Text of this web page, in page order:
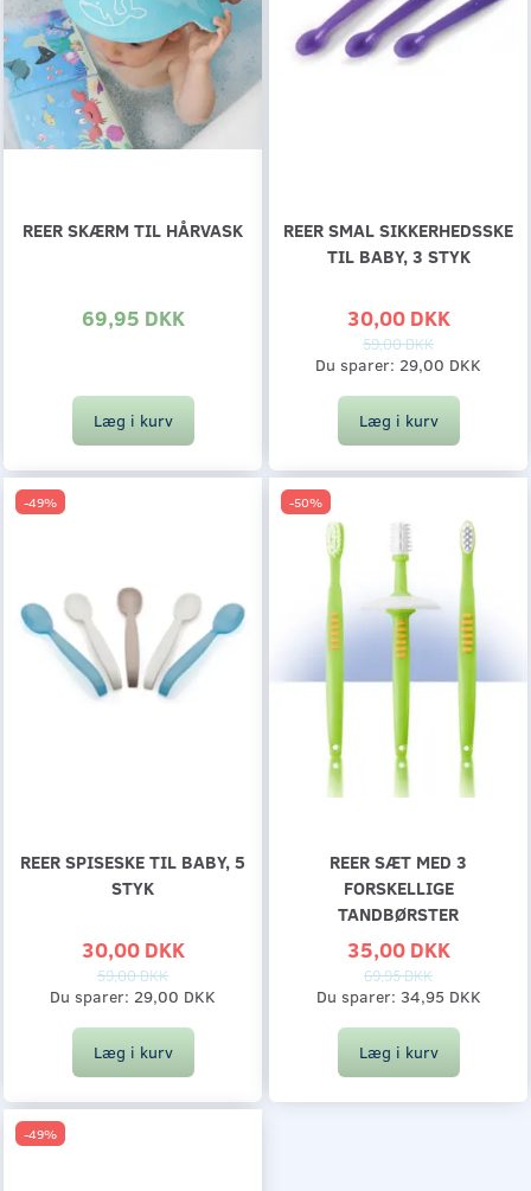
REER SKÆRM TIL HÅRVASK
69,95 DKK
Læg i kurv
REER SMAL SIKKERHEDSSKE
TIL BABY, 3 STYK
30,00 DKK
59,00 DKK
Du sparer: 29,00 DKK
Læg i kurv
-49%
REER SPISESKE TIL BABY, 5
STYK
30,00 DKK
59,00 DKK
Du sparer: 29,00 DKK
Læg i kurv
-50%
REER SÆT MED 3
FORSKELLIGE
TANDBØRSTER
35,00 DKK
69,95 DKK
Du sparer: 34,95 DKK
Læg i kurv
-49%